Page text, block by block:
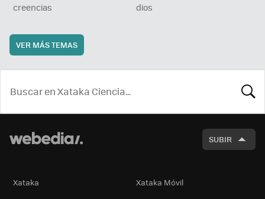
creencias
dios
VER MÁS TEMAS
SUBIR
Xataka
Xataka Móvil